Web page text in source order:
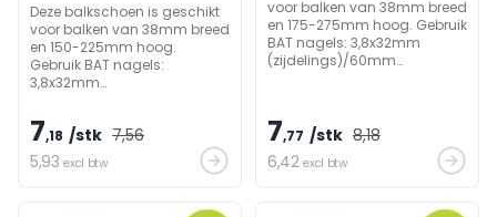
Deze balkschoen is geschikt
voor balken van 38mm breed
en 150-225mm hoog.
Gebruik BAT nagels:
3,8x32mm
(draagbalk) om
draagvermogen te bereiken.
7,18 /stk 7,56
5,93 excl btw
voor balken van 38mm breed
en 175-275mm hoog. Gebruik
BAT nagels: 3,8x32mm
(zijdelings)/60mm
7,77 /stk 8,18
6,42 excl btw